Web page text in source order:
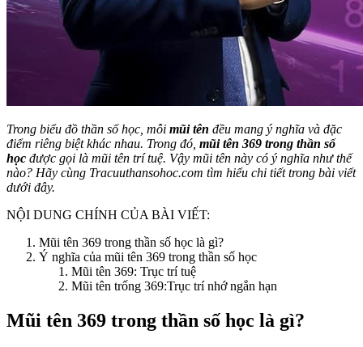
Trong biểu đồ thần số học, mỗi mũi tên đều mang ý nghĩa và đặc
điểm riêng biệt khác nhau. Trong đó, mũi tên 369 trong thần số
học được gọi là mũi tên trí tuệ. Vậy mũi tên này có ý nghĩa như thế
nào? Hãy cùng Tracuuthansohoc.com tìm hiểu chi tiết trong bài viết
dưới đây.
NỘI DUNG CHÍNH CỦA BÀI VIẾT:
Mũi tên 369 trong thần số học là gì?
Ý nghĩa của mũi tên 369 trong thần số học
Mũi tên 369: Trục trí tuệ
Mũi tên trống 369:Trục trí nhớ ngắn hạn
Mũi tên 369 trong thần số học là gì?